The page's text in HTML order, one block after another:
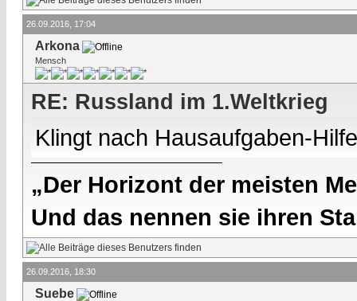
26.09.2016, 17:04
Arkona
Mensch
RE: Russland im 1.Weltkrieg
Klingt nach Hausaufgaben-
„Der Horizont der meisten
Und das nennen sie ihren
26.09.2016, 18:30
Suebe